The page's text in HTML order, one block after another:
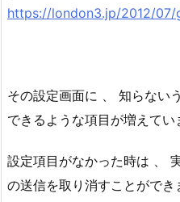
https://london3.jp/2012/07/
その設定画面に 、 知らない
できるような項目が増えて
設定項目がなかった時は 、
の送信を取り消すことができ